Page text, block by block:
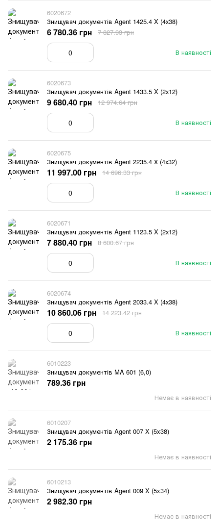
6020672
Знищувач документів Agent 1425.4 X (4х38)
В наявності
6 780.36 грн 7 827.93 грн
6020673
Знищувач документів Agent 1433.5 X (2х12)
В наявності
9 680.40 грн 12 974.64 грн
6020675
Знищувач документів Agent 2235.4 Х (4х32)
В наявності
11 997.00 грн 14 696.33 грн
6020671
Знищувач документів Agent 1123.5 X (2х12)
В наявності
7 880.40 грн 8 600.67 грн
6020674
Знищувач документів Agent 2033.4 X (4х38)
В наявності
10 860.06 грн 14 223.42 грн
6010223
Знищувач документів MA 601 (6,0)
Немає в наявності
789.36 грн
6010207
Знищувач документів Agent 007 X (5x38)
Немає в наявності
2 175.36 грн
6010213
Знищувач документів Agent 009 X (5x34)
Немає в наявності
2 982.30 грн